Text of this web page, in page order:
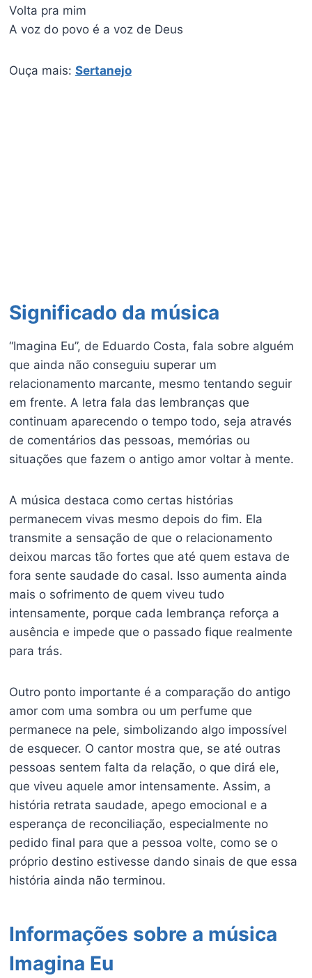
Volta pra mim
A voz do povo é a voz de Deus
Ouça mais: Sertanejo
Significado da música
“Imagina Eu”, de Eduardo Costa, fala sobre alguém
que ainda não conseguiu superar um
relacionamento marcante, mesmo tentando seguir
em frente. A letra fala das lembranças que
continuam aparecendo o tempo todo, seja através
de comentários das pessoas, memórias ou
situações que fazem o antigo amor voltar à mente.
A música destaca como certas histórias
permanecem vivas mesmo depois do fim. Ela
transmite a sensação de que o relacionamento
deixou marcas tão fortes que até quem estava de
fora sente saudade do casal. Isso aumenta ainda
mais o sofrimento de quem viveu tudo
intensamente, porque cada lembrança reforça a
ausência e impede que o passado fique realmente
para trás.
Outro ponto importante é a comparação do antigo
amor com uma sombra ou um perfume que
permanece na pele, simbolizando algo impossível
de esquecer. O cantor mostra que, se até outras
pessoas sentem falta da relação, o que dirá ele,
que viveu aquele amor intensamente. Assim, a
história retrata saudade, apego emocional e a
esperança de reconciliação, especialmente no
pedido final para que a pessoa volte, como se o
próprio destino estivesse dando sinais de que essa
história ainda não terminou.
Informações sobre a música
Imagina Eu